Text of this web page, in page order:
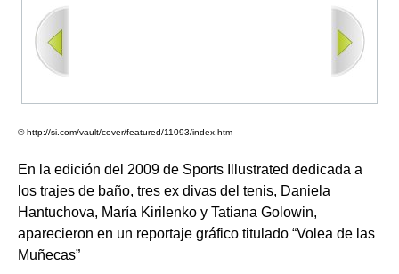
© http://si.com/vault/cover/featured/11093/index.htm
En la edición del 2009 de Sports Illustrated dedicada a
los trajes de baño, tres ex divas del tenis, Daniela
Hantuchova, María Kirilenko y Tatiana Golowin,
aparecieron en un reportaje gráfico titulado “Volea de las
Muñecas”